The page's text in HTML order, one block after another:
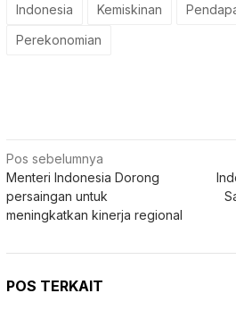
Indonesia Kemiskinan
Perekonomian
Navigasi
pos
Pos sebelumnya
Menteri Indonesia Dorong
persaingan untuk
meningkatkan kinerja regional
POS TERKAIT